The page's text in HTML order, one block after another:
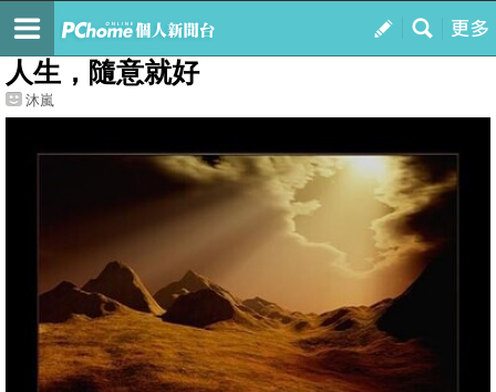
我的
最新文章
人生，隨意就好
沐嵐